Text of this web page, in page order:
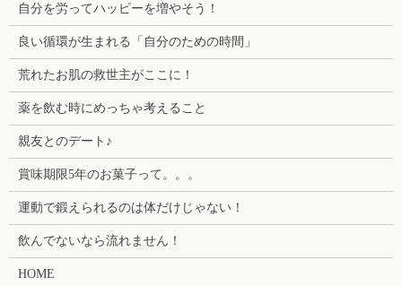
自分を労ってハッピーを増やそう！
良い循環が生まれる「自分のための時間」
荒れたお肌の救世主がここに！
薬を飲む時にめっちゃ考えること
親友とのデート♪
賞味期限5年のお菓子って。。。
運動で鍛えられるのは体だけじゃない！
飲んでないなら流れません！
HOME